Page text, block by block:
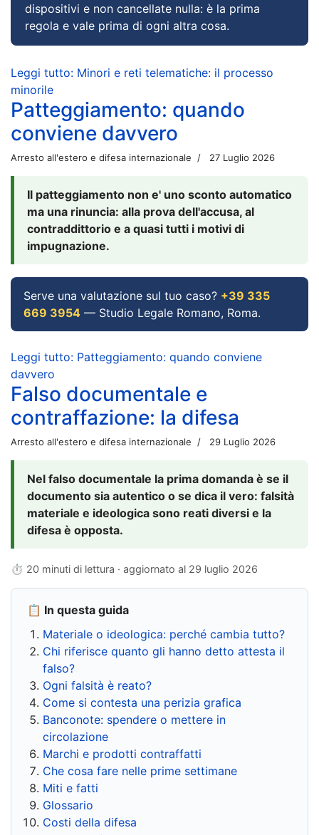
dispositivi e non cancellate nulla: è la prima
regola e vale prima di ogni altra cosa.
Leggi tutto: Minori e reti telematiche: il processo
minorile
Patteggiamento: quando
conviene davvero
Arresto all'estero e difesa internazionale 27 Luglio 2026
Il patteggiamento non e' uno sconto automatico
ma una rinuncia: alla prova dell'accusa, al
contraddittorio e a quasi tutti i motivi di
impugnazione.
Serve una valutazione sul tuo caso? +39 335
669 3954 — Studio Legale Romano, Roma.
Leggi tutto: Patteggiamento: quando conviene
davvero
Falso documentale e
contraffazione: la difesa
Arresto all'estero e difesa internazionale 29 Luglio 2026
Nel falso documentale la prima domanda è se il
documento sia autentico o se dica il vero: falsità
materiale e ideologica sono reati diversi e la
difesa è opposta.
⏱ 20 minuti di lettura · aggiornato al 29 luglio 2026
📋 In questa guida
Materiale o ideologica: perché cambia tutto?
Chi riferisce quanto gli hanno detto attesta il
falso?
Ogni falsità è reato?
Come si contesta una perizia grafica
Banconote: spendere o mettere in
circolazione
Marchi e prodotti contraffatti
Che cosa fare nelle prime settimane
Miti e fatti
Glossario
Costi della difesa